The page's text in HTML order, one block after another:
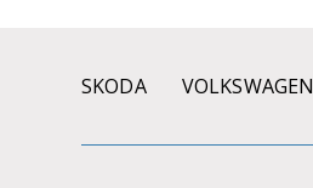
SKODA VOLKSWAGEN